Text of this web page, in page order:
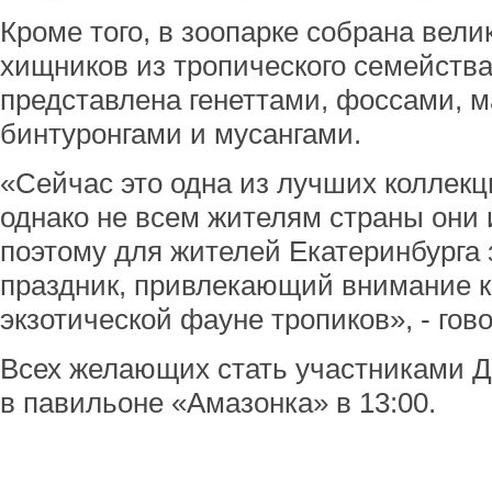
Кроме того, в зоопарке собрана
хищников из тропического
представлена генеттами, фоссами,
бинтуронгами и мусангами.
«Сейчас это одна из лучших
однако не всем жителям страны
поэтому для жителей Екатеринбурга
праздник, привлекающий внимание
экзотической фауне тропиков», -
Всех желающих стать участниками
в павильоне «Амазонка» в 13:00.